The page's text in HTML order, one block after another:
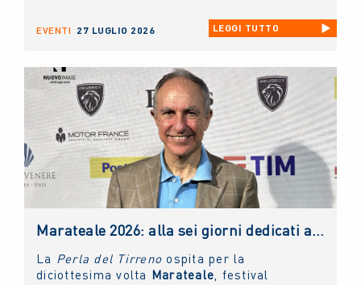
, che la collecting
assegna per valorizzare il talento delle
italiano.
EVENTI 27 LUGLIO 2026 LEGGI TUTTO
Marateale 2026: alla sei giorni dedicati al cinema e non solo, la masterclass del NUOVO IMAIE
La Perla del Tirreno ospita per la
diciottesima volta Marateale , festival